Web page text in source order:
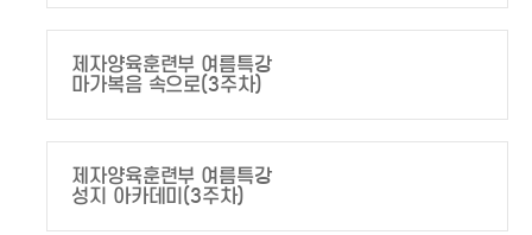
제자양육훈련부 여름특강
마가복음 속으로(3주차)
제자양육훈련부 여름특강
성지 아카데미(3주차)